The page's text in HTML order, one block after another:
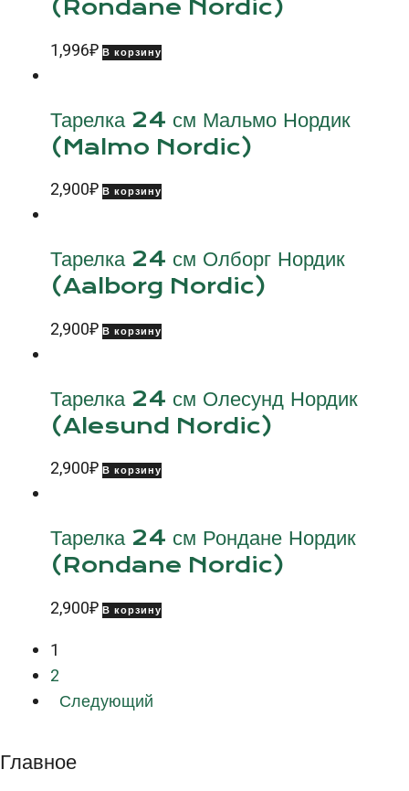
(Rondane Nordic)
1,996₽ В корзину
Тарелка 24 см Мальмо Нордик
(Malmo Nordic)
2,900₽ В корзину
Тарелка 24 см Олборг Нордик
(Aalborg Nordic)
2,900₽ В корзину
Тарелка 24 см Олесунд Нордик
(Alesund Nordic)
2,900₽ В корзину
Тарелка 24 см Рондане Нордик
(Rondane Nordic)
2,900₽ В корзину
1
2
Следующий
Главное